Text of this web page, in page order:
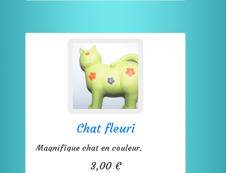
Chat fleuri
Magnifique chat en couleur.
3,00 €